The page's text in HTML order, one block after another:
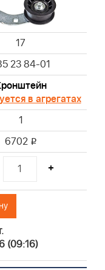
17
23 84-01
в агрегатах
1
6702 i
+
(09:16)